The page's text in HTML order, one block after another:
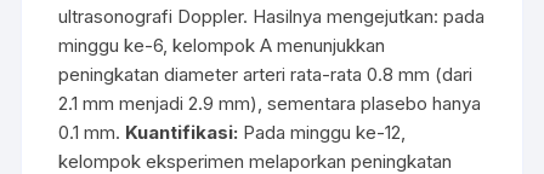
ultrasonografi Doppler. Hasilnya mengejutkan: pada
minggu ke-6, kelompok A menunjukkan
peningkatan diameter arteri rata-rata 0.8 mm (dari
2.1 mm menjadi 2.9 mm), sementara plasebo hanya
0.1 mm. Kuantifikasi: Pada minggu ke-12,
kelompok eksperimen melaporkan peningkatan